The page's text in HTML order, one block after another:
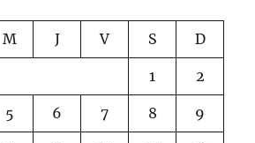
M J V S D
1 2
5 6 7 8 9